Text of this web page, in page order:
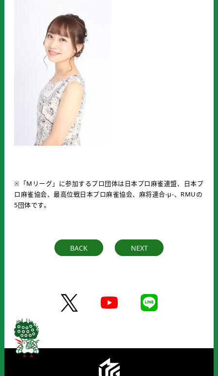
※「Mリーグ」に参加するプロ団体は日本プロ麻雀連盟、日本プ
ロ麻雀協会、最高位戦日本プロ麻雀協会、麻将連合-μ-、RMUの
5団体です。
BACK NEXT